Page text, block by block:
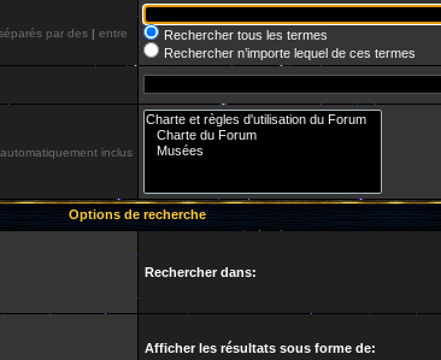
par des | entre
Rechercher tous les termes
Rechercher n’importe lequel de ces termes
inclus
Options de recherche
Rechercher dans:
Afficher les résultats sous forme de: